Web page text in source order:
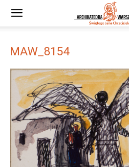
MAW_8154